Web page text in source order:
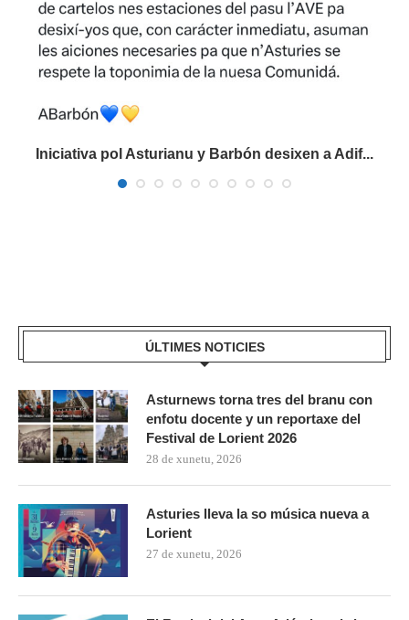
Iniciativa pol Asturianu y Barbón desixen a Adif...
ÚLTIMES NOTICIES
Asturnews torna tres del branu con
enfotu docente y un reportaxe del
Festival de Lorient 2026
28 de xunetu, 2026
Asturies lleva la so música nueva a
Lorient
27 de xunetu, 2026